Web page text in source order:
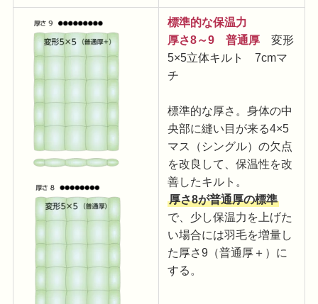
標準的な保温力
厚さ8～9 普通厚 変形
5×5立体キルト 7cmマ
チ
標準的な厚さ。身体の中
央部に縫い目が来る4×5
マス（シングル）の欠点
を改良して、保温性を改
善したキルト。
厚さ8が普通厚の標準
で、少し保温力を上げた
い場合には羽毛を増量し
た厚さ9（普通厚＋）に
する。